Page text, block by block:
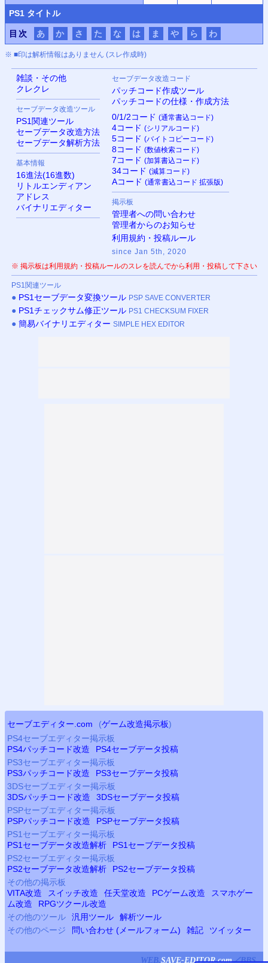
PS1 タイトル
目次 あ か さ た な は ま や ら わ
※ ■印は解析情報はありません (スレ作成時)
雑談・その他
クレクレ
セーブデータ改造ツール
PS1関連ツール
セーブデータ改造方法
セーブデータ解析方法
基本情報
16進法(16進数)
リトルエンディアン
アドレス
バイナリエディター
セーブデータ改造コード
パッチコード作成ツール
パッチコードの仕様・作成方法
0/1/2コード (通常書込コード)
4コード (シリアルコード)
5コード (バイトコピーコード)
8コード (数値検索コード)
7コード (加算書込コード)
34コード (減算コード)
Aコード (通常書込コード 拡張版)
掲示板
管理者への問い合わせ
管理者からのお知らせ
利用規約・投稿ルール
since Jan 5th, 2020
※ 掲示板は利用規約・投稿ルールのスレを読んでから利用・投稿して下さい
PS1関連ツール
● PS1セーブデータ変換ツール PSP SAVE CONVERTER
● PS1チェックサム修正ツール PS1 CHECKSUM FIXER
● 簡易バイナリエディター SIMPLE HEX EDITOR
セーブエディター.com (ゲーム改造掲示板)
PS4セーブエディター掲示板
PS4パッチコード改造 PS4セーブデータ投稿
PS3セーブエディター掲示板
PS3パッチコード改造 PS3セーブデータ投稿
3DSセーブエディター掲示板
3DSパッチコード改造
3DSセーブデータ投稿
PSPセーブエディター掲示板
PSPパッチコード改造 PSPセーブデータ投稿
PS1セーブエディター掲示板
PS1セーブデータ改造解析 PS1セーブデータ投稿
PS2セーブエディター掲示板
PS2セーブデータ改造解析 PS2セーブデータ投稿
その他の掲示板
VITA改造
スイッチ改造 任天堂改造 PCゲーム改造
スマホゲー
ム改造
RPGツクール改造
その他のツール
汎用ツール
解析ツール
その他のページ
問い合わせ (メールフォーム) 雑記 ツイッター
WEB.SAVE-EDITOR.com／BBS